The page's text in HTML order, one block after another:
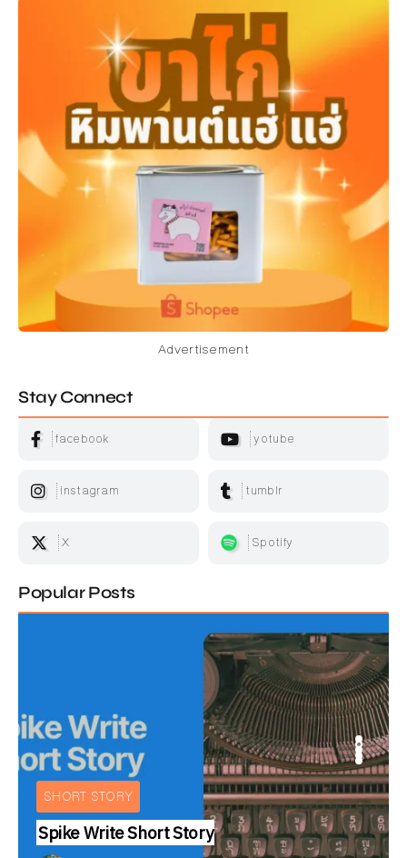
Advertisement
Stay Connect
facebook yotube
instagram tumblr
X Spotify
Popular Posts
SHORT STORY
Spike Write Short Story
BOOKS REVIEW
Text: สมลดา เนียมละมูล
ARTICLE
INTERVIEW